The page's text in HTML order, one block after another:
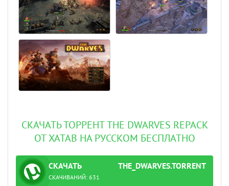
СКАЧАТЬ ТОРРЕНТ THE DWARVES REPACK
ОТ XATAB НА РУССКОМ БЕСПЛАТНО
СКАЧАТЬ
ТОРРЕНТ
THE_DWARVES.TORRENT
СКАЧИВАНИЙ: 631